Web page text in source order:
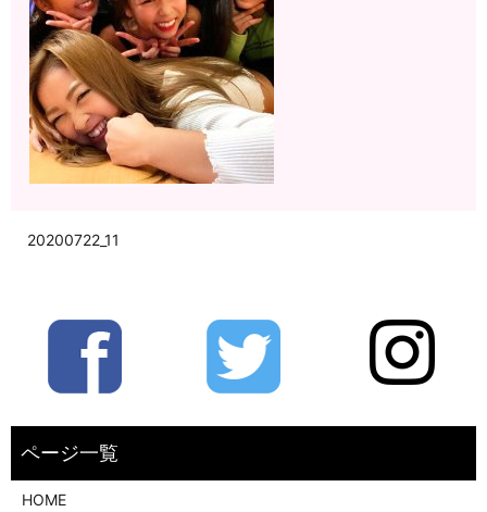
20200722_11
HOME